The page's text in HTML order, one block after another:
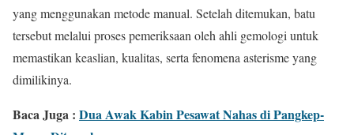
yang menggunakan metode manual. Setelah ditemukan, batu
tersebut melalui proses pemeriksaan oleh ahli gemologi untuk
memastikan keaslian, kualitas, serta fenomena asterisme yang
dimilikinya.
Baca Juga : Dua Awak Kabin Pesawat Nahas di Pangkep-